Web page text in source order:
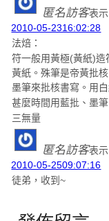
匿名訪客表
2010-05-2316:02:28
法焙：
符一般用黃極(黃紙)造
黃紙。殊筆是帝黃批
墨筆來批核書寫。用
甚麼時間用藍批、墨
三無量
匿名訪客表
2010-05-2509:07:16
徒弟，收到~